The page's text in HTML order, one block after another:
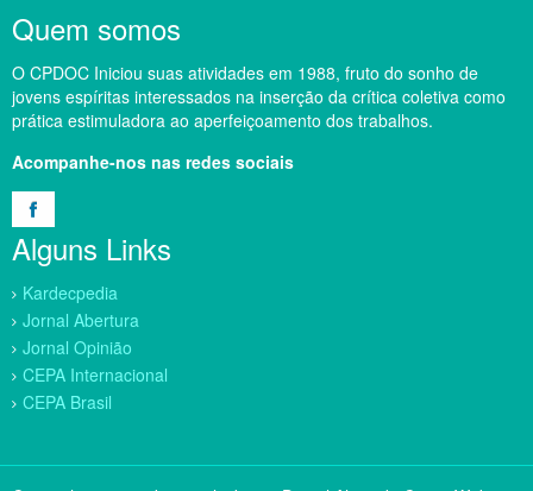
Quem somos
O CPDOC Iniciou suas atividades em 1988, fruto do sonho de
jovens espíritas interessados na inserção da crítica coletiva como
prática estimuladora ao aperfeiçoamento dos trabalhos.
Acompanhe-nos nas redes sociais
Alguns Links
Kardecpedia
Jornal Abertura
Jornal Opinião
CEPA Internacional
CEPA Brasil